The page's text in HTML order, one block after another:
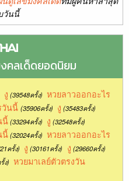
วันนี้
คลเด็ดยอดนิยม
งู (39548ครั้ง) หวยลาวออกอะไร
วันนี้ (35906ครั้ง) งู (35483ครั้ง)
นี้ (33294ครั้ง) งู (32548ครั้ง)
นี้ (32024ครั้ง) หวยลาวออกอะไร
ครั้ง) งู (30161ครั้ง) งู (29660ครั้ง)
ง) หวยมาเลย์ตัวตรงวัน